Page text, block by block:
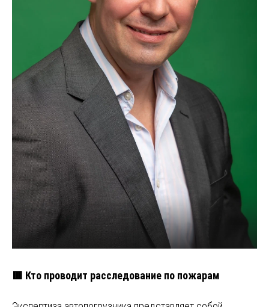
🟥 Кто проводит расследование по пожарам